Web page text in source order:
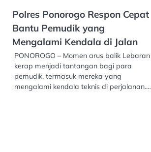
Polres Ponorogo Respon Cepat
Bantu Pemudik yang
Mengalami Kendala di Jalan
PONOROGO – Momen arus balik Lebaran
kerap menjadi tantangan bagi para
pemudik, termasuk mereka yang
mengalami kendala teknis di perjalanan.…